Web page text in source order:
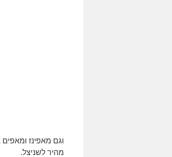
וגם מאפינז
מהיר לשניצל.